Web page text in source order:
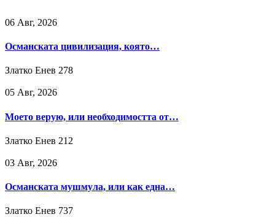
06 Авг, 2026
Османската цивилизация, която…
Златко Енев 278
05 Авг, 2026
Моето верую, или необходимостта от…
Златко Енев 212
03 Авг, 2026
Османската мушмула, или как една…
Златко Енев 737